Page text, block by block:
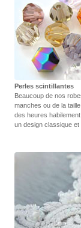
Perles scintillantes
Beaucoup de nos
manches ou de la
des heures
un design classique